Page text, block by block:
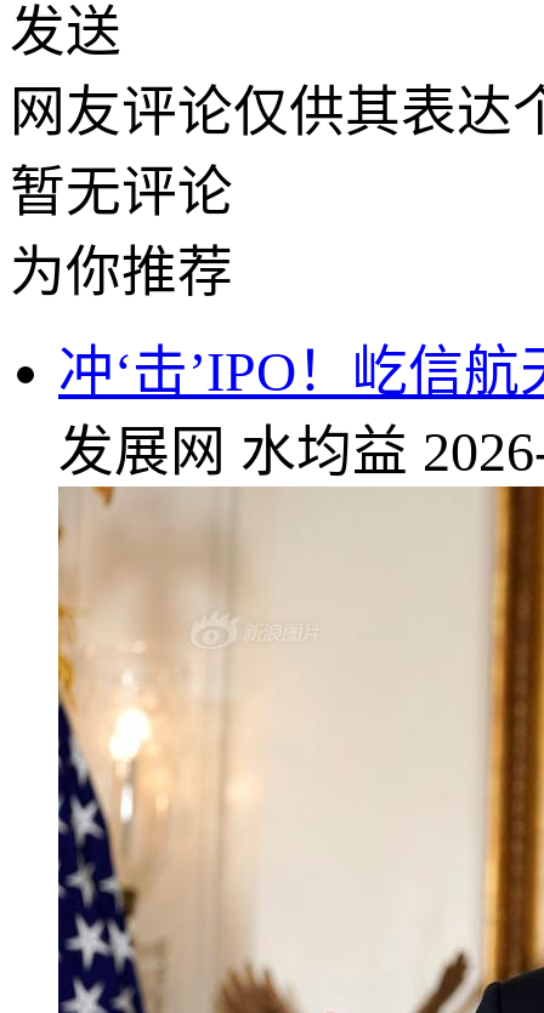
发送
网友评论仅供其表达
暂无评论
为你推荐
冲‘击’IPO！屹信
发展网 水均益